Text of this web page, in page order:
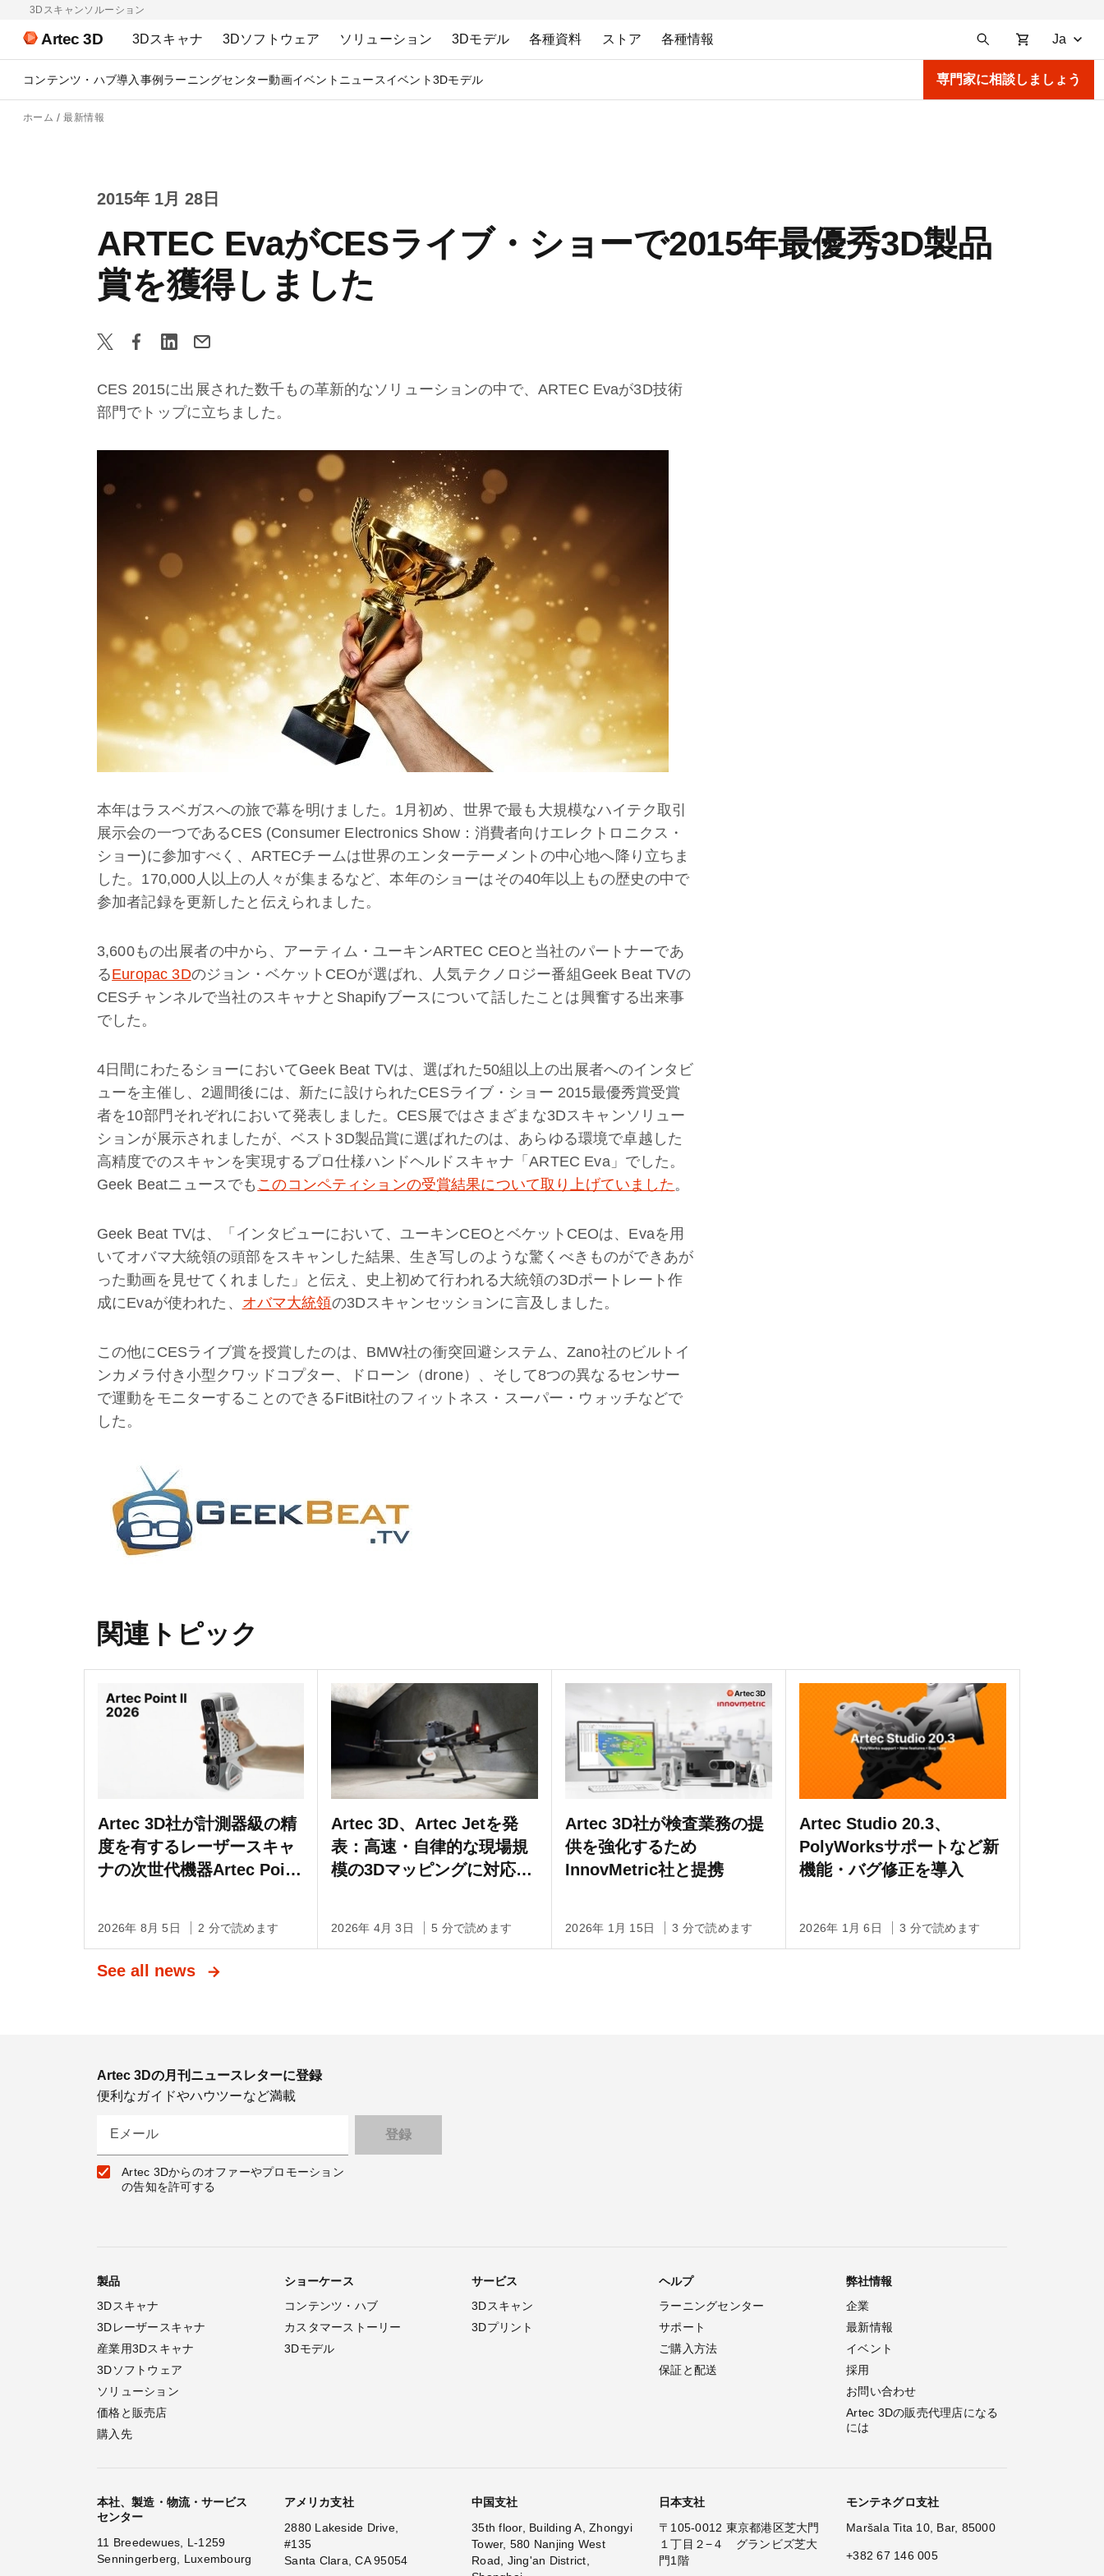
3Dスキャンソルーション
Artec 3D 3Dスキャナ 3Dソフトウェア ソリューション 3Dモデル 各種資料 ストア 各種情報 Ja
コンテンツ・ハブ導入事例 ラーニングセンター動画イベント ニュースイベント3Dモデル 専門家に相談しましょう
ホーム 最新情報
2015年 1月 28日
ARTEC EvaがCESライブ・ショーで2015年最優秀3D製品
賞を獲得しました
CES 2015に出展された数千もの革新的なソリューションの中で、ARTEC Evaが3D技術
部門でトップに立ちました。
本年はラスベガスへの旅で幕を明けました。 1 月初め、世界で最も大規模なハイテク取引
展示会の一つであるCES (Consumer Electronics Show：消費者向けエレクトロニクス・
ショー)に参加すべく、 ARTECチームは世界のエンターテーメントの中心地へ降り立ちま
した。 170,000 人以上の人々が集まるなど、本年のショーはその40年以上もの歴史の中で
参加者記録を更新したと伝えられました。
3,600もの出展者の中から、アーティム・ユーキンARTEC CEOと当社のパートナーであ
るEuropac 3Dのジョン・ベケットCEOが選ばれ、人気テクノロジー番組Geek Beat TVの
CESチャンネルで当社のスキャナとShapifyブースについて話したことは興奮する出来事
でした。
4日間にわたるショーにおいてGeek Beat TVは、選ばれた50組以上の出展者へのインタビ
ューを主催し、2週間後には、新たに設けられたCESライブ・ショー 2015最優秀賞受賞
者を10部門それぞれにおいて発表しました。CES展ではさまざまな3Dスキャンソリュー
ションが展示されましたが、ベスト3D製品賞に選ばれたのは、あらゆる環境で卓越した
高精度でのスキャンを実現するプロ仕様ハンドヘルドスキャナ「ARTEC Eva」でした。
Geek Beatニュースでも このコンペティションの受賞結果について取り上げていました。
Geek Beat TVは、「インタビューにおいて、ユーキンCEOとベケットCEOは、Evaを用
いてオバマ大統領の頭部をスキャンした結果、生き写しのような驚くべきものができあが
った動画を見せてくれました」と伝え、史上初めて行われる大統領の3Dポートレート作
成にEvaが使われた、 オバマ大統領の3Dスキャンセッションに言及しました。
この他にCESライブ賞を授賞したのは、BMW社の衝突回避システム、Zano社のビルトイ
ンカメラ付き小型クワッドコプター、ドローン（drone）、そして8つの異なるセンサー
で運動をモニターすることのできるFitBit社のフィットネス・スーパー・ウォッチなどで
した。
関連トピック
Artec 3D社が計測器級の精
度を有するレーザースキャ
ナの次世代機器Artec Point
2026年 8月 5日 2 分で読めます
Artec 3D、Artec Jetを発
表：高速・自律的な現場規
模の3Dマッピングに対応す
2026年 4月 3日 5 分で読めます
Artec 3D社が検査業務の提
供を強化するため
InnovMetric社と提携
2026年 1月 15日 3 分で読めます
Artec Studio 20.3、
PolyWorksサポートなど新
機能・バグ修正を導入
2026年 1月 6日 3 分で読めます
See all news
Artec 3Dの月刊ニュースレターに登録
便利なガイドやハウツーなど満載
Eメール
Artec 3Dからのオファーやプロモーション
の告知を許可する
製品
3Dスキャナ
3Dレーザースキャナ
産業用3Dスキャナ
3Dソフトウェア
ソリューション
価格と販売店
購入先
ショーケース
コンテンツ・ハブ
カスタマーストーリー
3Dモデル
サービス
3Dスキャン
3Dプリント
ヘルプ
ラーニングセンター
サポート
ご購入方法
保証と配送
弊社情報
企業
最新情報
イベント
採用
お問い合わせ
Artec 3Dの販売代理店になる
には
本社、製造・物流・サービス
センター
11 Breedewues, L-1259
Senningerberg, Luxembourg
アメリカ支社
2880 Lakeside Drive,
#135
Santa Clara, CA 95054
中国支社
35th floor, Building A, Zhongyi
Tower, 580 Nanjing West
Road, Jing'an District,
日本支社
〒105-0012 東京都港区芝大門
１丁目２−４ グランビズ芝大
門1階
モンテネグロ支社
Maršala Tita 10, Bar, 85000
+382 67 146 005